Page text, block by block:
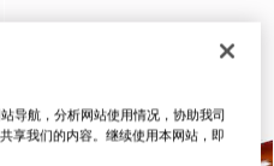
导航，分析网站使用情况，协助我司
享我们的内容。继续使用本网站，即